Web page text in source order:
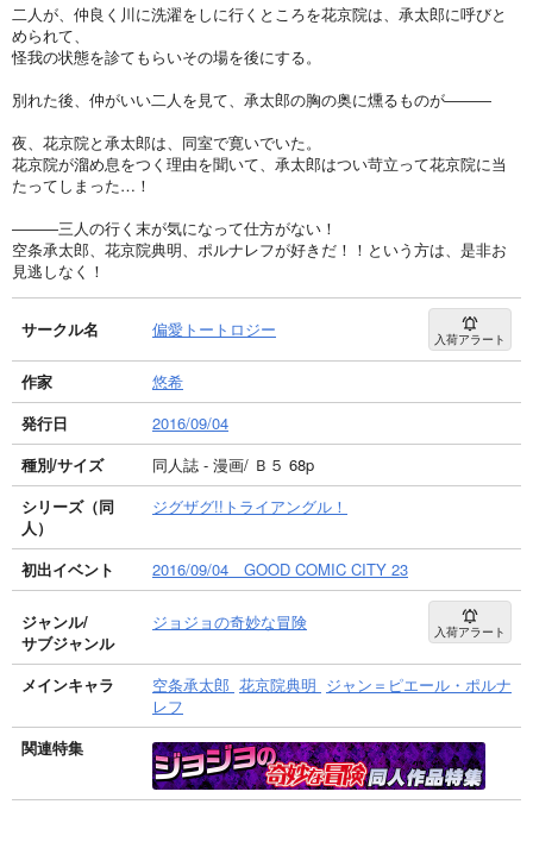
二人が、仲良く川に洗濯をしに行くところを花京院は、承太郎に呼びと
められて、
怪我の状態を診てもらいその場を後にする。
別れた後、仲がいい二人を見て、承太郎の胸の奥に燻るものが―――
夜、花京院と承太郎は、同室で寛いでいた。
花京院が溜め息をつく理由を聞いて、承太郎はつい苛立って花京院に当
たってしまった…！
―――三人の行く末が気になって仕方がない！
空条承太郎、花京院典明、ポルナレフが好きだ！！という方は、是非お
見逃しなく！
サークル名 偏愛トートロジー 入荷アラート
作家
悠希
発行日
2016/09/04
種別/サイズ
同人誌 - 漫画/ Ｂ５ 68p
シリーズ（同
人）
ジグザグ!!トライアングル！
初出イベント 2016/09/04 GOOD COMIC CITY 23
ジャンル/
サブジャンル
ジョジョの奇妙な冒険 入荷アラート
メインキャラ 空条承太郎 花京院典明 ジャン＝ピエール・ポルナ
レフ
関連特集